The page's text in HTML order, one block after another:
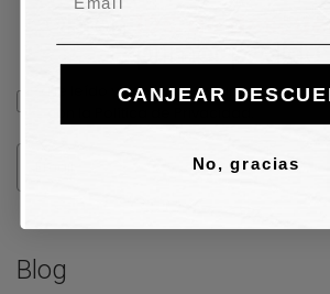
primer pedido
SubscribedHe leído y acepto el tratamiento de
Email
Blog
CANJEAR
No, gracias